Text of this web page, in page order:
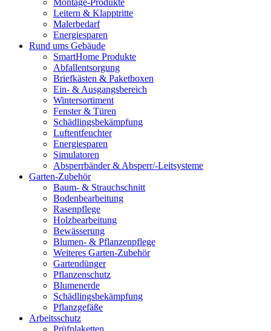
Montage-Produkte
Leitern & Klapptritte
Malerbedarf
Energiesparen
Rund ums Gebäude
SmartHome Produkte
Abfallentsorgung
Briefkästen & Paketboxen
Ein- & Ausgangsbereich
Wintersortiment
Fenster & Türen
Schädlingsbekämpfung
Luftentfeuchter
Energiesparen
Simulatoren
Absperrbänder & Absperr/-Leitsysteme
Garten-Zubehör
Baum- & Strauchschnitt
Bodenbearbeitung
Rasenpflege
Holzbearbeitung
Bewässerung
Blumen- & Pflanzenpflege
Weiteres Garten-Zubehör
Gartendünger
Pflanzenschutz
Blumenerde
Schädlingsbekämpfung
Pflanzgefäße
Arbeitsschutz
Prüfplaketten